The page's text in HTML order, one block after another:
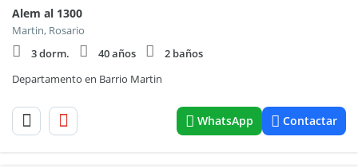
Alem al 1300
Martin, Rosario
3 dorm.
40 años
2 baños
Departamento en Barrio Martin
WhatsApp Contactar